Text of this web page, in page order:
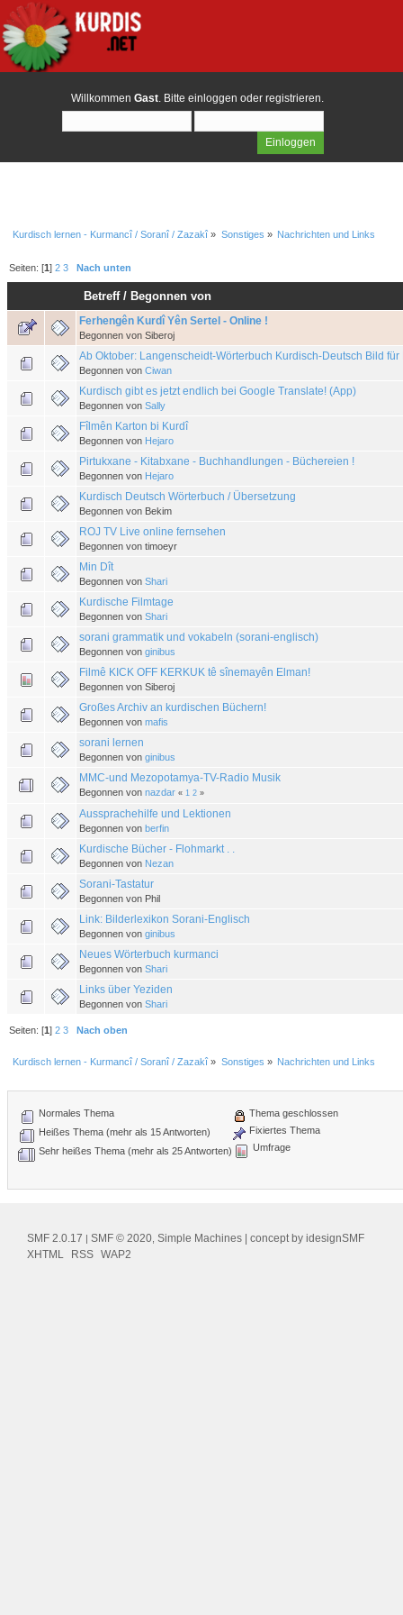
Willkommen Gast. Bitte einloggen oder registrieren.
Kurdisch lernen - Kurmancî / Soranî / Zazakî » Sonstiges » Nachrichten und Links
Seiten: [1]2 3 Nach unten
Betreff/Begonnen von
Ferhengên Kurdî Yên Sertel - Online !
Begonnen von Siberoj
Ab Oktober: Langenscheidt-Wörterbuch Kurdisch-Deutsch Bild für
Begonnen von Ciwan
Kurdisch gibt es jetzt endlich bei Google Translate! (App)
Begonnen von Sally
Fîlmên Karton bi Kurdî
Begonnen von Hejaro
Pirtukxane - Kitabxane - Buchhandlungen - Büchereien !
Begonnen von Hejaro
Kurdisch Deutsch Wörterbuch / Übersetzung
Begonnen von Bekim
ROJ TV Live online fernsehen
Begonnen von timoeyr
Min Dît
Begonnen von Shari
Kurdische Filmtage
Begonnen von Shari
sorani grammatik und vokabeln (sorani-englisch)
Begonnen von ginibus
Filmê KICK OFF KERKUK tê sînemayên Elman!
Begonnen von Siberoj
Großes Archiv an kurdischen Büchern!
Begonnen von mafis
sorani lernen
Begonnen von ginibus
MMC-und Mezopotamya-TV-Radio Musik
Begonnen von nazdar « 1 2 »
Aussprachehilfe und Lektionen
Begonnen von berfin
Kurdische Bücher - Flohmarkt . .
Begonnen von Nezan
Sorani-Tastatur
Begonnen von Phil
Link: Bilderlexikon Sorani-Englisch
Begonnen von ginibus
Neues Wörterbuch kurmanci
Begonnen von Shari
Links über Yeziden
Begonnen von Shari
Seiten: [1]2 3 Nach oben
Kurdisch lernen - Kurmancî / Soranî / Zazakî » Sonstiges » Nachrichten und Links
Normales Thema
Heißes Thema (mehr als 15 Antworten)
Sehr heißes Thema (mehr als 25 Antworten)
Thema geschlossen
Fixiertes Thema
Umfrage
SMF 2.0.17 | SMF © 2020 Simple Machines | concept by idesignSMF
XHTML
RSS WAP2